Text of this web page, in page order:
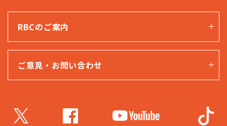
RBCのご案内
ご意見・お問い合わせ